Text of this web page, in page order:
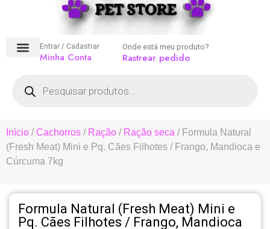
Entrar / Cadastrar
Minha Conta
Onde está meu produto?
Rastrear pedido
Início /Cachorros / Ração / Ração seca / Formula Natural
(Fresh Meat) Mini e Pq. Cães Filhotes / Frango, Mandioca e
Cúrcuma 7kg
Formula Natural (Fresh Meat) Mini e
Pq. Cães Filhotes / Frango, Mandioca